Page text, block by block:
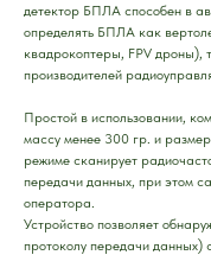
детектор БПЛА способен в
определять БПЛА как
квадрокоптеры, FРV дроны),
производителей
Простой в использовании,
массу менее 300 гр. и
режиме сканирует
передачи данных, при этом
оператора.
Устройство позволяет
протоколу передачи